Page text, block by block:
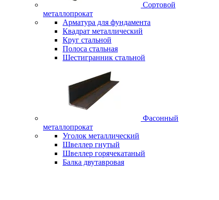
Сортовой
металлопрокат
Арматура для фундамента
Квадрат металлический
Круг стальной
Полоса стальная
Шестигранник стальной
Фасонный
металлопрокат
Уголок металлический
Швеллер гнутый
Швеллер горячекатаный
Балка двутавровая